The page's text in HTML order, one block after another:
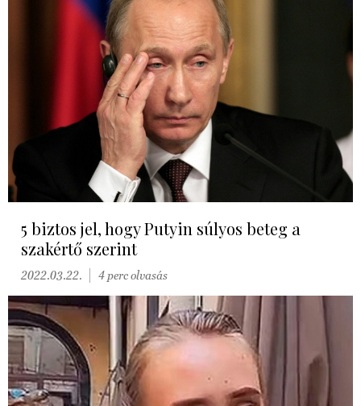
5 biztos jel, hogy Putyin súlyos beteg a
szakértő szerint
2022.03.22. 4 perc olvasás